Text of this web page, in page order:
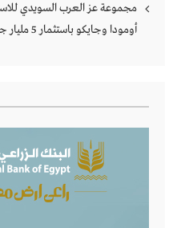
مجموعة عز العرب السويدي
أومودا وجايكو باستثمار 5 مليار جنيه لدعم قطاع السيارات في مصر